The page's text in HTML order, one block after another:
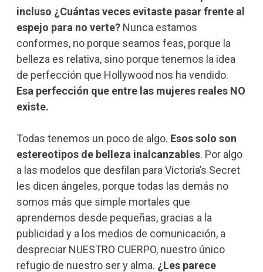
incluso ¿Cuántas veces evitaste pasar frente al
espejo para no verte?Nunca estamos
conformes, no porque seamos feas, porque la
belleza es relativa, sino porque tenemos la idea
de perfección que Hollywood nos ha vendido.
Esa perfección que entre las mujeres reales NO
existe.
Todas tenemos un poco de algo. Esos solo son
estereotipos de belleza inalcanzables. Por algo
a las modelos que desfilan para Victoria’s Secret
les dicen ángeles, porque todas las demás no
somos más que simple mortales que
aprendemos desde pequeñas, gracias a la
publicidad y a los medios de comunicación, a
despreciar NUESTRO CUERPO, nuestro único
refugio de nuestro ser y alma. ¿Les parece